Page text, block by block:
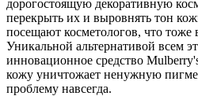
дорогостоящую декоративную
перекрыть их и выровнять тон
посещают косметологов, что тоже
Уникальной альтернативой всем
инновационное средство
кожу уничтожает ненужную
проблему навсегда.